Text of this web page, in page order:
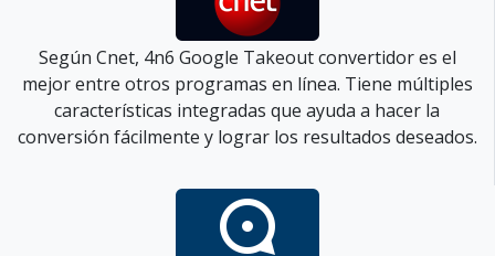
Según Cnet, 4n6 Google Takeout convertidor es el
mejor entre otros programas en línea. Tiene múltiples
características integradas que ayuda a hacer la
conversión fácilmente y lograr los resultados deseados.